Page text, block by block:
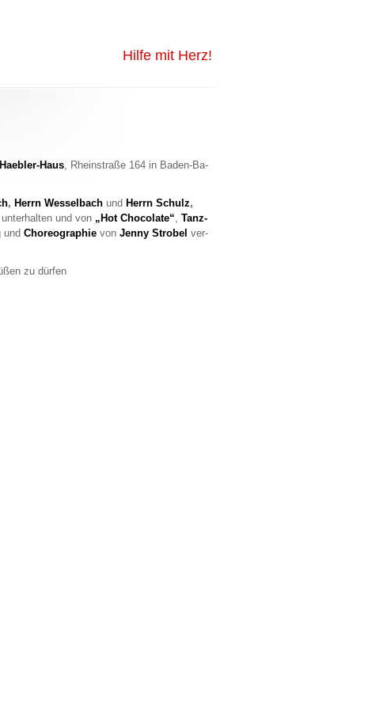
Hilfe mit Herz!
Haus, Rhein­stra­ße 164 in Ba­den-Ba­
, Herrn Wes­sel­bach und Herrn Schulz,
un­ter­hal­ten und von „Hot Cho­co­la­te“, Tanz­
und Cho­reo­gra­phie von Jenny Stro­bel ver­
zu dür­fen